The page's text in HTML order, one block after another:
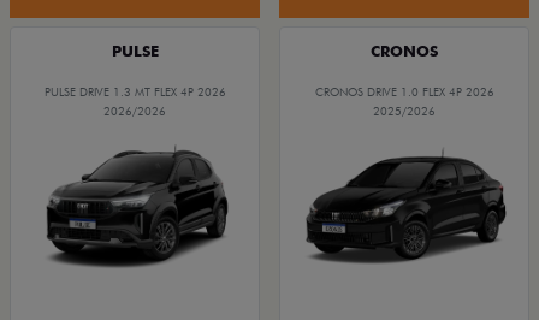
PULSE
PULSE DRIVE 1.3 MT FLEX 4P 2026
2026/2026
CRONOS
CRONOS DRIVE 1.0 FLEX 4P 2026
2025/2026